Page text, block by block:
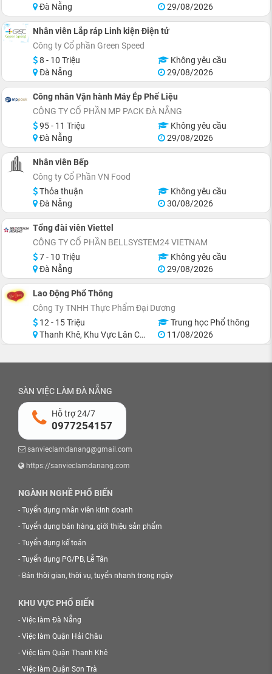
Đà Nẵng
29/08/2026
Nhân viên Lắp ráp Linh kiện Điện tử
Công ty Cổ phần Green Speed
8 - 10 Triệu
Không yêu cầu
Đà Nẵng
29/08/2026
Công nhân Vận hành Máy Ép Phế Liệu
CÔNG TY CỔ PHẦN MP PACK ĐÀ NẴNG
95 - 11 Triệu
Không yêu cầu
Đà Nẵng
29/08/2026
Nhân viên Bếp
Công ty Cổ Phần VN Food
Thỏa thuận
Không yêu cầu
Đà Nẵng
30/08/2026
Tổng đài viên Viettel
CÔNG TY CỔ PHẦN BELLSYSTEM24 VIETNAM
7 - 10 Triệu
Không yêu cầu
Đà Nẵng
29/08/2026
Lao Động Phổ Thông
Công Ty TNHH Thực Phẩm Đại Dương
12 - 15 Triệu
Trung học Phổ thông
Thanh Khê, Khu Vực Lân Cận Đà Nẵng
11/08/2026
SÀN VIỆC LÀM ĐÀ NẴNG
Hỗ trợ 24/7
0977254157
sanvieclamdanang@gmail.com
https://sanvieclamdanang.com
NGÀNH NGHỀ PHỔ BIẾN
- Tuyển dụng nhân viên kinh doanh
- Tuyển dụng bán hàng, giới thiệu sản phẩm
- Tuyển dụng kế toán
- Tuyển dụng PG/PB, Lễ Tân
- Bán thời gian, thời vụ, tuyển nhanh trong ngày
KHU VỰC PHỔ BIẾN
- Việc làm Đà Nẵng
- Việc làm Quận Hải Châu
- Việc làm Quận Thanh Khê
- Việc làm Quận Sơn Trà